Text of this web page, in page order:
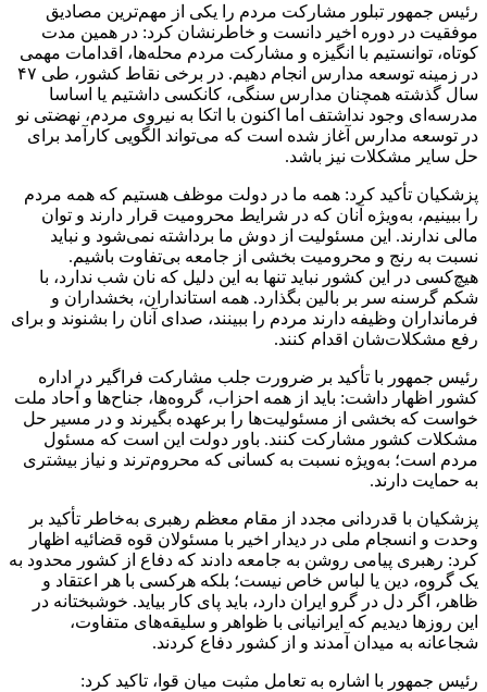
رئیس جمهور تبلور مشارکت مردم را یکی از مهم‌ترین مصادیق
موفقیت در دوره اخیر دانست و خاطرنشان کرد: در همین مدت
کوتاه، توانستیم با انگیزه و مشارکت مردم محله‌ها، اقدامات مهمی
در زمینه توسعه مدارس انجام دهیم. در برخی نقاط کشور، طی ۴۷
سال گذشته همچنان مدارس سنگی، کانکسی داشتیم یا اساسا
مدرسه‌ای وجود نداشتف اما اکنون با اتکا به نیروی مردم، نهضتی نو
در توسعه مدارس آغاز شده است که می‌تواند الگویی کارآمد برای
حل سایر مشکلات نیز باشد.
پزشکیان تأکید کرد: همه ما در دولت موظف هستیم که همه مردم
را ببینیم، به‌ویژه آنان که در شرایط محرومیت قرار دارند و توان
مالی ندارند. این مسئولیت از دوش ما برداشته نمی‌شود و نباید
نسبت به رنج و محرومیت بخشی از جامعه بی‌تفاوت باشیم.
هیچ‌کسی در این کشور نباید تنها به این دلیل که نان شب ندارد، با
شکم گرسنه سر بر بالین بگذارد. همه استانداران، بخشداران و
فرمانداران وظیفه دارند مردم را ببینند، صدای آنان را بشنوند و برای
رفع مشکلات‌شان اقدام کنند.
رئیس جمهور با تأکید بر ضرورت جلب مشارکت فراگیر در اداره
کشور اظهار داشت: باید از همه احزاب، گروه‌ها، جناح‌ها و آحاد ملت
خواست که بخشی از مسئولیت‌ها را برعهده بگیرند و در مسیر حل
مشکلات کشور مشارکت کنند. باور دولت این است که مسئول
مردم است؛ به‌ویژه نسبت به کسانی که محروم‌ترند و نیاز بیشتری
به حمایت دارند.
پزشکیان با قدردانی مجدد از مقام معظم رهبری به‌خاطر تأکید بر
وحدت و انسجام ملی در دیدار اخیر با مسئولان قوه قضائیه اظهار
کرد: رهبری پیامی روشن به جامعه دادند که دفاع از کشور محدود به
یک گروه، دین یا لباس خاص نیست؛ بلکه هرکسی با هر اعتقاد و
ظاهر، اگر دل در گرو ایران دارد، باید پای کار بیاید. خوشبختانه در
این روزها دیدیم که ایرانیانی با ظواهر و سلیقه‌های متفاوت،
شجاعانه به میدان آمدند و از کشور دفاع کردند.
رئیس جمهور با اشاره به تعامل مثبت میان قوا، تاکید کرد: